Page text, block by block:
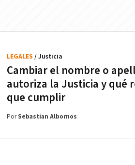
Cambiar el nombre o
autoriza la Justicia y qué
que cumplir
LEGALES / Justicia
PorSebastian Albornos